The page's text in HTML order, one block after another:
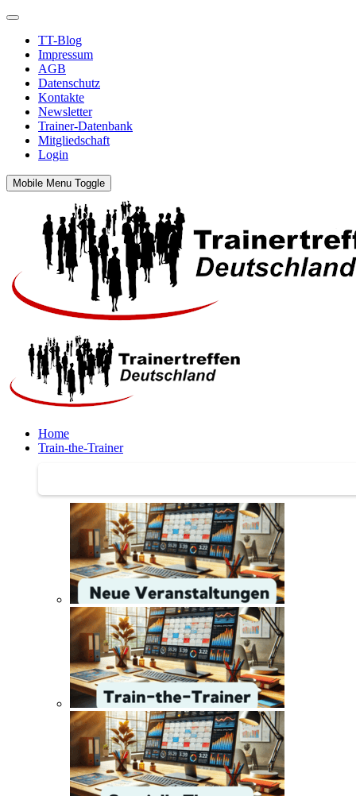
TT-Blog
Impressum
AGB
Datenschutz
Kontakte
Newsletter
Trainer-Datenbank
Mitgliedschaft
Login
Mobile Menu Toggle
Home
Train-the-Trainer